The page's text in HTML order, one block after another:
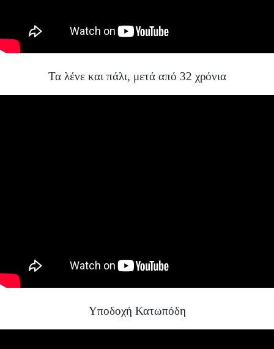
Τα λένε και πάλι, μετά από 32 χρόνια
Υποδοχή Κατωπόδη